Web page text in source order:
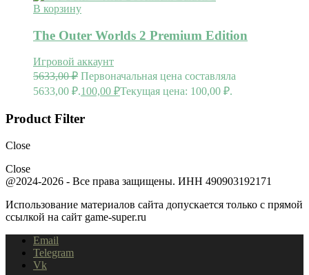
В корзину
The Outer Worlds 2 Premium Edition
Игровой аккаунт
5633,00₽ Первоначальная цена составляла
5633,00 ₽.100,00 ₽Текущая цена: 100,00 ₽.
Product Filter
Close
Close
@2024-2026 - Все права защищены. ИНН 490903192171
Использование материалов сайта допускается только с прямой
ссылкой на сайт game-super.ru
Email
Telegram
Vk